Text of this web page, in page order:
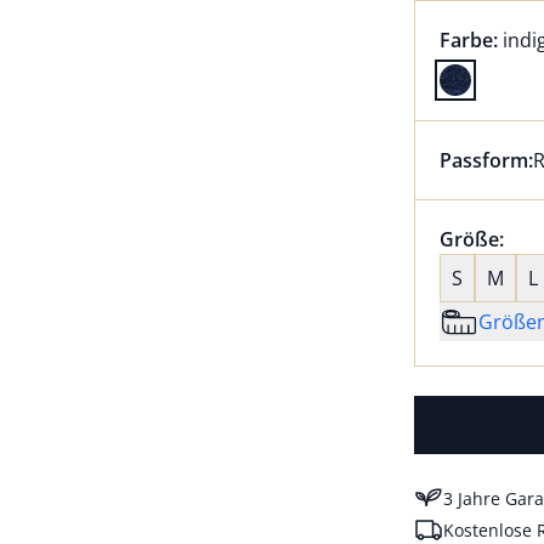
Farbe:
Farbe
Dieser
Passform:
Größe:
S
M L
3 Jahre
Kostenlose